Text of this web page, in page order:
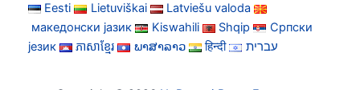
Eesti
Lietuviškai
Latviešu valoda
македонски јазик
Kiswahili Shqip
Српски
језик
ភាសាខ្មែរ ພາສາລາວ हिन्दी עברית